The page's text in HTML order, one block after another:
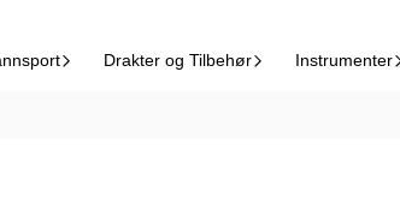
Drakter og Tilbehør Instrumenter